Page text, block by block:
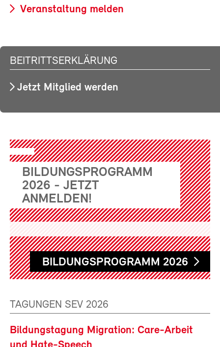
Veranstaltung melden
BEITRITTSERKLÄRUNG
Jetzt Mitglied werden
BILDUNGSPROGRAMM
2026 - JETZT
ANMELDEN!
BILDUNGSPROGRAMM 2026
TAGUNGEN SEV 2026
Bildungstagung Migration: Care-Arbeit